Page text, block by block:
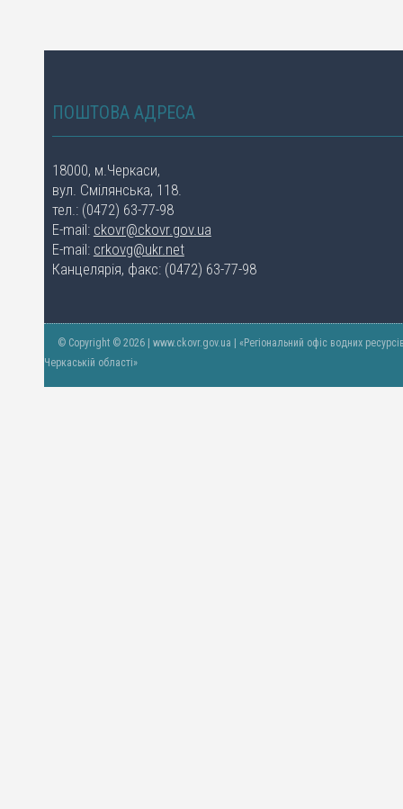
ПОШТОВА АДРЕСА
18000, м.Черкаси,
вул. Смілянська, 118.
тел.: (0472) 63-77-98
E-mail: ckovr@ckovr.gov.ua
E-mail: crkovg@ukr.net
Канцелярія, факс: (0472) 63-77-98
© Copyright © 2026 | www.ckovr.gov.ua | «Регіональний офіс водних
Черкаській області»